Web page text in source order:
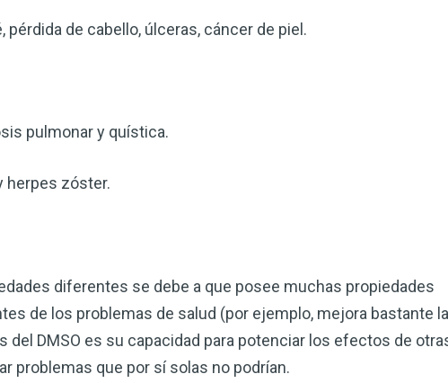
de cabello, úlceras, cáncer de piel.
pulmonar y quística.
herpes zóster.
diferentes se debe a que posee muchas propiedades
de los problemas de salud (por ejemplo, mejora bastante la
del DMSO es su capacidad para potenciar los efectos de
problemas que por sí solas no podrían.
complemento para su rutina de salud.